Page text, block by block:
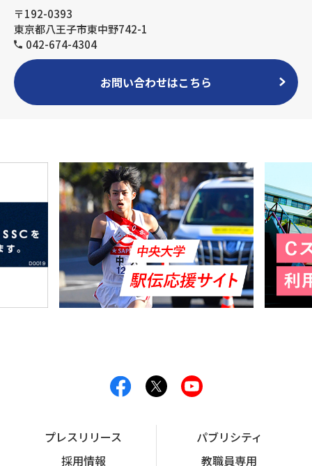
〒192-0393
東京都八王子市東中野742-1
042-674-4304
お問い合わせはこちら
プレスリリース
パブリシティ
採用情報
教職員専用